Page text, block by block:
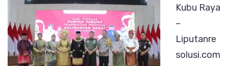
Kubu Raya
–
Liputanre
solusi.com